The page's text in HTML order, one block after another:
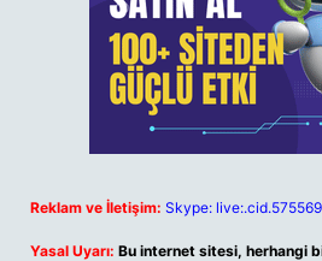
Reklam ve İletişim: Skype:
Yasal Uyarı: Bu internet sitesi, herhangi